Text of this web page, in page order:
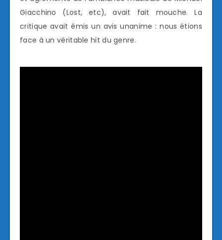
Giacchino (Lost, etc), avait fait mouche. La
critique avait émis un avis unanime : nous étions
face à un véritable hit du genre.